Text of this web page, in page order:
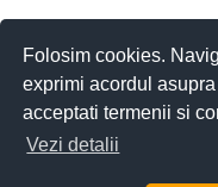
Folosim cookies.
exprimi acordul
acceptati termenii si
Vezi detalii
Se cauta